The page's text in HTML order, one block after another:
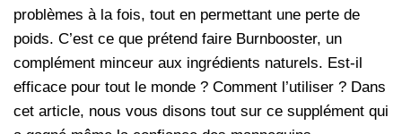
problèmes à la fois, tout en permettant une perte de
poids. C’est ce que prétend faire Burnbooster, un
complément minceur aux ingrédients naturels. Est-il
efficace pour tout le monde ? Comment l’utiliser ? Dans
cet article, nous vous disons tout sur ce supplément qui